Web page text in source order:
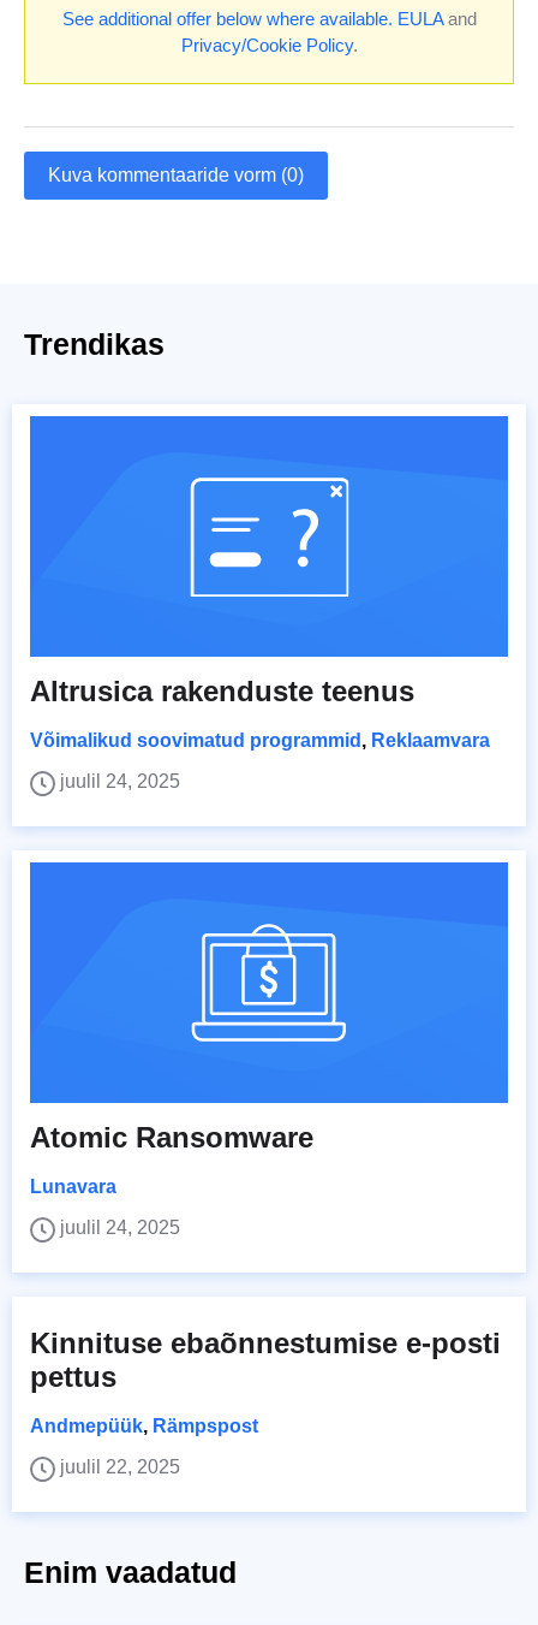
See additional offer below where available. EULAand
Privacy/Cookie Policy.
Kuva kommentaaride vorm (0)
Trendikas
Altrusica rakenduste teenus
Võimalikud soovimatud programmid , Reklaamvara
juulil 24, 2025
Atomic Ransomware
Lunavara
juulil 24, 2025
Kinnituse ebaõnnestumise e-posti
pettus
Andmepüük, Rämpspost
juulil 22, 2025
Enim vaadatud